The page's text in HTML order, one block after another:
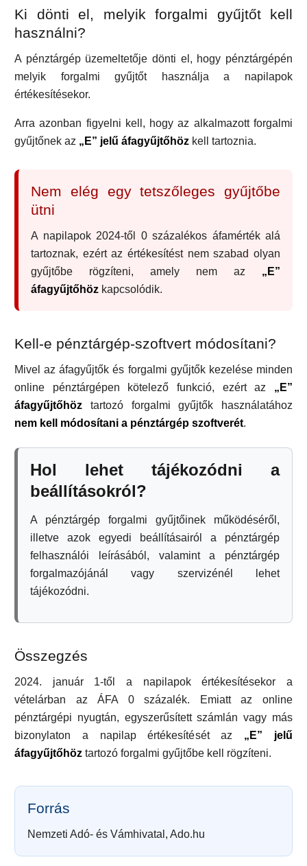
Ki dönti el, melyik forgalmi gyűjtőt kell
használni?
A pénztárgép üzemeltetője dönti el, hogy pénztárgépén
melyik forgalmi gyűjtőt használja a napilapok
értékesítésekor.
Arra azonban figyelni kell, hogy az alkalmazott forgalmi
gyűjtőnek az „E” jelű áfagyűjtőhöz kell tartoznia.
Nem elég egy tetszőleges gyűjtőbe
ütni
A napilapok 2024-től 0 százalékos áfamérték alá
tartoznak, ezért az értékesítést nem szabad olyan
gyűjtőbe rögzíteni, amely nem az „E”
áfagyűjtőhöz kapcsolódik.
Kell-e pénztárgép-szoftvert módosítani?
Mivel az áfagyűjtők és forgalmi gyűjtők kezelése minden
online pénztárgépen kötelező funkció, ezért az „E”
áfagyűjtőhöz tartozó forgalmi gyűjtők használatához
nem kell módosítani a pénztárgép szoftverét.
Hol lehet tájékozódni a
beállításokról?
A pénztárgép forgalmi gyűjtőinek működéséről,
illetve azok egyedi beállításairól a pénztárgép
felhasználói leírásából, valamint a pénztárgép
forgalmazójánál vagy szervizénél lehet
tájékozódni.
Összegzés
2024. január 1-től a napilapok értékesítésekor a
vételárban az ÁFA 0 százalék. Emiatt az online
pénztárgépi nyugtán, egyszerűsített számlán vagy más
bizonylaton a napilap értékesítését az „E” jelű
áfagyűjtőhöz tartozó forgalmi gyűjtőbe kell rögzíteni.
Forrás
Nemzeti Adó- és Vámhivatal, Ado.hu